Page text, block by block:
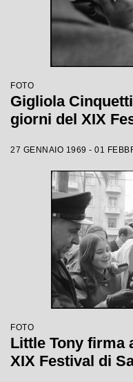
FOTO
Gigliola
giorni del XIX
27 GENNAIO 1969 - 01
FOTO
Little Tony firma
XIX Festival di